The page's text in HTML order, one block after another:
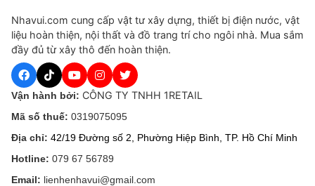
Nhavui.com cung cấp vật tư xây dựng, thiết bị điện nước, vật
liệu hoàn thiện, nội thất và đồ trang trí cho ngôi nhà. Mua sắm
đầy đủ từ xây thô đến hoàn thiện.
Vận hành bởi: CÔNG TY TNHH 1RETAIL
Mã số thuế: 0319075095
Địa chỉ: 42/19 Đường số 2, Phường Hiệp Bình, TP. Hồ Chí Minh
Hotline: 079 67 56789
Email: lienhenhavui@gmail.com